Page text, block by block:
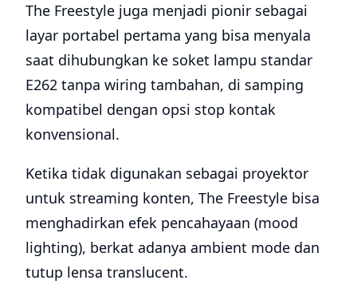
The Freestyle juga menjadi pionir sebagai
layar portabel pertama yang bisa menyala
saat dihubungkan ke soket lampu standar
E262 tanpa wiring tambahan, di samping
kompatibel dengan opsi stop kontak
konvensional.
Ketika tidak digunakan sebagai proyektor
untuk streaming konten, The Freestyle bisa
menghadirkan efek pencahayaan (mood
lighting), berkat adanya ambient mode dan
tutup lensa translucent.